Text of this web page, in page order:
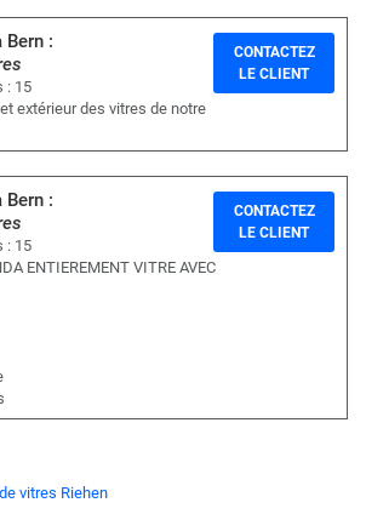
:
: 15
extérieur des vitres de notre
CONTACTEZ
LE CLIENT
:
: 15
ENTIEREMENT VITRE AVEC
CONTACTEZ
LE CLIENT
vitres Riehen